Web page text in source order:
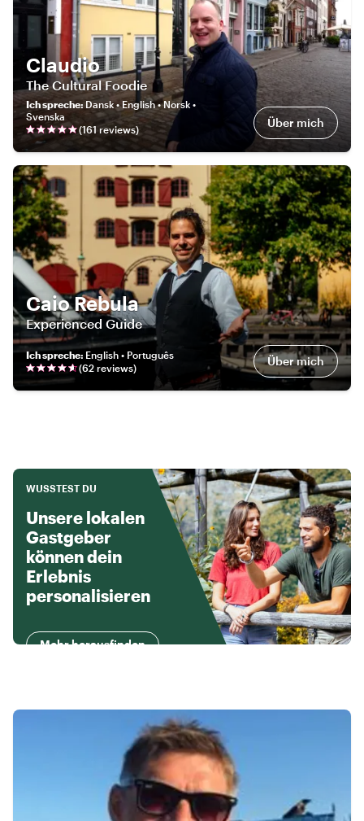
Claudio
The Cultural Foodie
Ich spreche: Dansk • English • Norsk •
Svenska
(161 reviews) Über mich
Caio Rebula
Experienced Guide
Ich spreche: English • Português
(62 reviews) Über mich
WUSSTEST DU
Unsere lokalen
Gastgeber
können dein
Erlebnis
personalisieren
Mehr herausfinden